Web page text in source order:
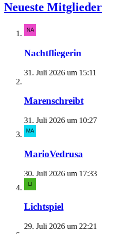
Neueste Mitglieder
Nachtfliegerin
31. Juli 2026 um 15:11
Marenschreibt
31. Juli 2026 um 10:27
MarioVedrusa
30. Juli 2026 um 17:33
Lichtspiel
29. Juli 2026 um 22:21